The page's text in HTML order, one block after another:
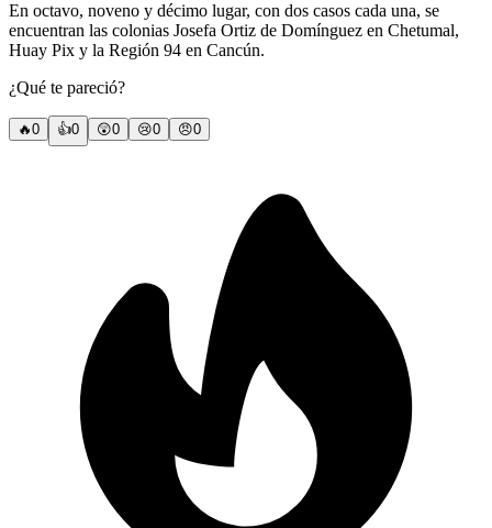
En octavo, noveno y décimo lugar, con dos casos cada una, se
encuentran las colonias Josefa Ortiz de Domínguez en Chetumal,
Huay Pix y la Región 94 en Cancún.
¿Qué te pareció?
🔥0 👍0 😲0 😢0 😠0